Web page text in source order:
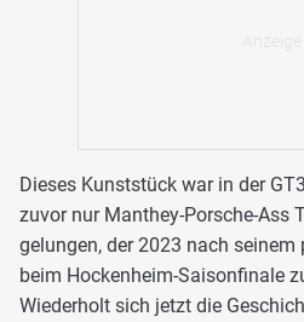
Dieses Kunststück war in der
zuvor nur Manthey-Porsche-Ass
gelungen, der 2023 nach seinem
beim Hockenheim-Saisonfinale
Wiederholt sich jetzt die